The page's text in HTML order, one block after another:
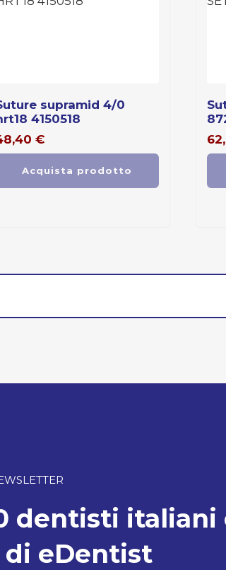
4/0
4150518
€
Acquista prodotto
suture perma sharp seta
dentisti italiani
eDentist